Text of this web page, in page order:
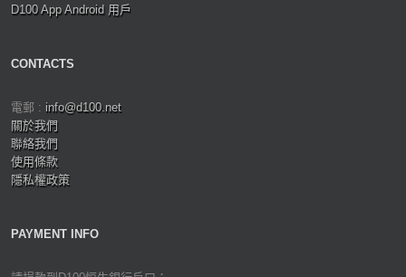
D100 App Android 用戶
CONTACTS
電郵 : info@d100.net
關於我們
聯絡我們
使用條款
隱私權政策
PAYMENT INFO